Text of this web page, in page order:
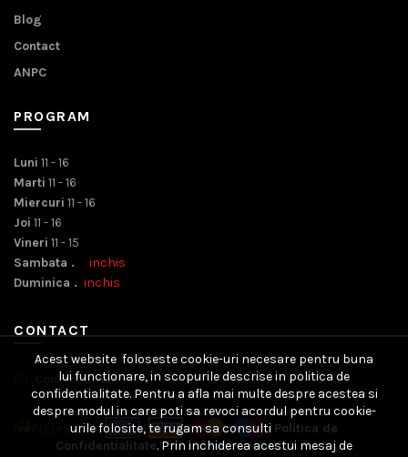
Blog
Contact
ANPC
PROGRAM
Luni 11 - 16
Marti 11 - 16
Miercuri 11 - 16
Joi 11 - 16
Vineri 11 - 15
Sambata . inchis
Duminica . inchis
CONTACT
Contact Email
Acest website foloseste cookie-uri necesare pentru buna
lui functionare, in scopurile descrise in politica de
confidentialitate. Pentru a afla mai multe despre acestea si
despre modul in care poti sa revoci acordul pentru cookie-
urile folosite, te rugam sa consulti Politica de
Confidentialitate. Prin inchiderea acestui mesaj de